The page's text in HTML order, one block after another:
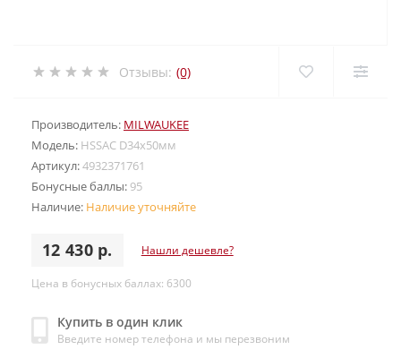
Отзывы: (0)
Производитель: MILWAUKEE
Модель: HSSAC D34х50мм
Артикул:4932371761
Бонусные баллы: 95
Наличие: Наличие уточняйте
12 430 р. Нашли дешевле?
Цена в бонусных баллах: 6300
Купить в один клик
Введите номер телефона и мы перезвоним